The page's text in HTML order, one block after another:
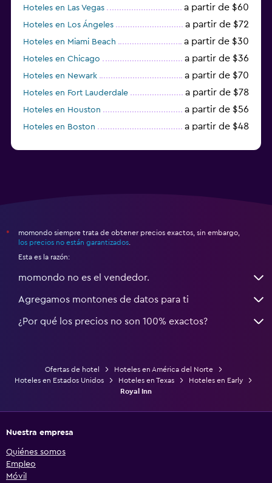
Hoteles en Las Vegas a partir de $60
Hoteles en Los Ángeles a partir de $72
Hoteles en Miami Beach a partir de $30
Hoteles en Chicago a partir de $36
Hoteles en Newark a partir de $70
Hoteles en Fort Lauderdale a partir de $78
Hoteles en Houston a partir de $56
Hoteles en Boston a partir de $48
*
momondo siempre trata de obtener precios exactos, sin embargo,
los precios no están garantizados
Esta es la razón:
momondo no es el vendedor.
Agregamos montones de datos para ti
¿Por qué los precios no son 100% exactos?
Ofertas de hotel
Hoteles en América del Norte
Hoteles en Estados Unidos
Hoteles en Texas
Hoteles en Early
Royal Inn
Nuestra empresa
Quiénes somos
Empleo
Móvil